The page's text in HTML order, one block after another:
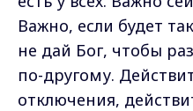
Важно, если будет
не дай Бог, чтобы
по-другому.
отключения,